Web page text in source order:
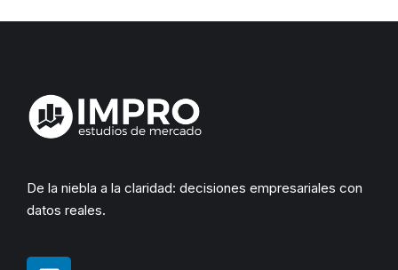
De la niebla a la claridad: decisiones empresariales con
datos reales.